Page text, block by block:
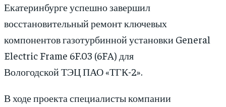
Екатеринбурге успешно завершил
восстановительный ремонт ключевых
компонентов газотурбинной установки General
Electric Frame 6F.03 (6FA) для
Вологодской ТЭЦ ПАО «ТГК-2».
В ходе проекта специалисты компании